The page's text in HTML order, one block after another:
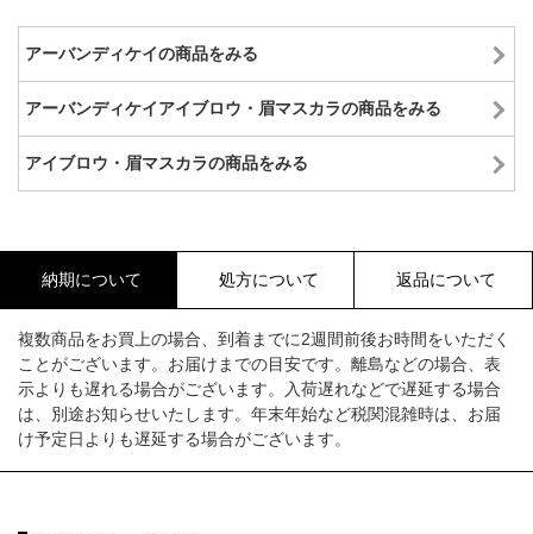
アーバンディケイの商品をみる
アーバンディケイアイブロウ・眉マスカラの商品をみる
アイブロウ・眉マスカラの商品をみる
納期について 処方について 返品について
複数商品をお買上の場合、到着までに2週間前後お時間をいただく
ことがございます。お届けまでの目安です。離島などの場合、表
示よりも遅れる場合がございます。入荷遅れなどで遅延する場合
は、別途お知らせいたします。年末年始など税関混雑時は、お届
け予定日よりも遅延する場合がございます。